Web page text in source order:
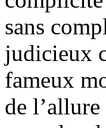
sans
judicieux
fameux
de